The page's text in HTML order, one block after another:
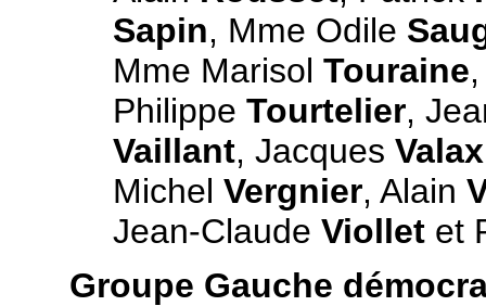
Sapin, Mme Odile
Mme Marisol Touraine
Philippe Tourtelier,
Vaillant, Jacques Valax
Michel Vergnier, Alain
Jean-Claude Violletet
Groupe Gauche